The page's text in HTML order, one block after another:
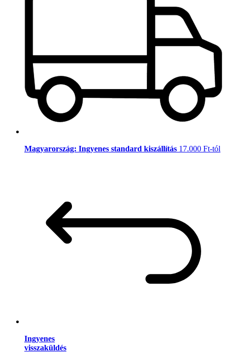
Magyarország: Ingyenes standard kiszállítás 17.000 Ft-tól
Ingyenes
visszaküldés